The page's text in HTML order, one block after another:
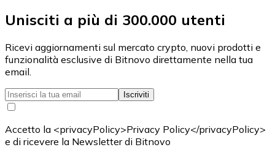
Unisciti a più di 300.000 utenti
Ricevi aggiornamenti sul mercato crypto, nuovi prodotti e
funzionalità esclusive di Bitnovo direttamente nella tua
email.
Iscriviti
Accetto la <privacyPolicy>Privacy Policy</privacyPolicy>
e di ricevere la Newsletter di Bitnovo